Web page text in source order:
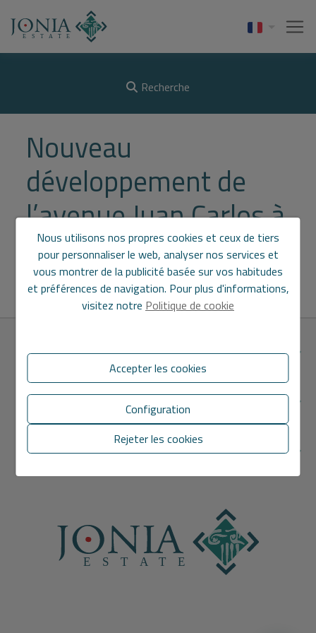
Recherche
Nouveau
développement de
l’avenue Juan Carlos à
Villajoyosa à La
Creueta
NOUS CONTACTER
SECTIONS
LIENS DIRECTS
Nous utilisons nos propres cookies et ceux de tiers
pour personnaliser le web, analyser nos services et
vous montrer de la publicité basée sur vos habitudes
et préférences de navigation. Pour plus d'informations,
visitez notre Politique de cookie
Accepter les cookies
Configuration
Rejeter les cookies